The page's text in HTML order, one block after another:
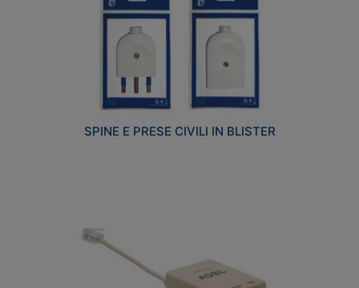
SPINE E PRESE CIVILI IN BLISTER